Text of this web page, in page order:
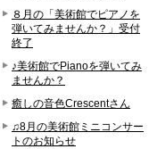
８月の「美術館でピアノを
弾いてみませんか？」受付
終了
♪美術館でPianoを弾いてみ
ませんか？
癒しの音色Crescentさん
♫8月の美術館ミニコンサー
トのお知らせ